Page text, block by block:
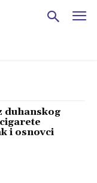
duhanskog
i osnovci